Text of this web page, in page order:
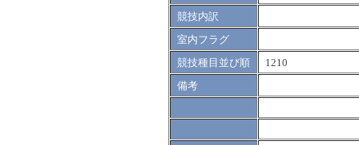
競技内訳
室内フラグ
競技種目並び順
1210
備考